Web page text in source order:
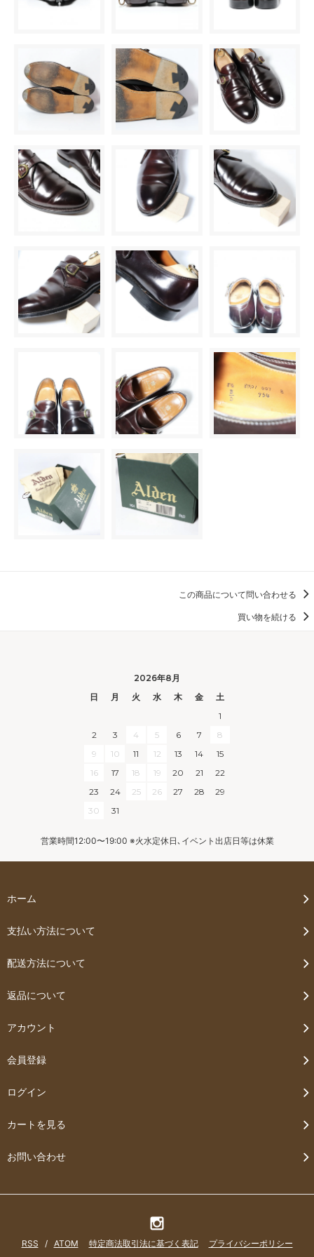
この商品について問い合わせる
買い物を続ける
2026年8月
日
月 火 水 木 金
土
1
2
3 4 5 6 7
8
9
10 11 12 13 14
15
16
17 18 19 20 21
22
23
24 25 26 27 28
29
30
31
営業時間12:00〜19:00 ※火水定休日､イベント出店日等は休業
ホーム
支払い方法について
配送方法について
返品について
アカウント
会員登録
ログイン
カートを見る
お問い合わせ
RSS / ATOM 特定商法取引法に基づく表記 プライバシーポリシー